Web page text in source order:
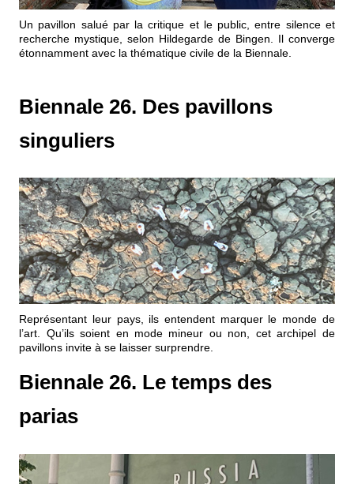
Un pavillon salué par la critique et le public, entre silence et
recherche mystique, selon Hildegarde de Bingen. Il converge
étonnamment avec la thématique civile de la Biennale.
Biennale 26. Des pavillons
singuliers
Représentant leur pays, ils entendent marquer le monde de
l’art. Qu’ils soient en mode mineur ou non, cet archipel de
pavillons invite à se laisser surprendre.
Biennale 26. Le temps des
parias